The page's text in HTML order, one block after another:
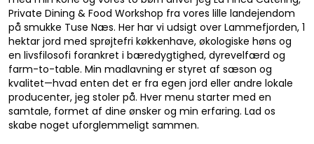
Private Dining & Food Workshop fra vores lille landejendom
på smukke Tuse Næs. Her har vi udsigt over Lammefjorden, 1
hektar jord med sprøjtefri køkkenhave, økologiske høns og
en livsfilosofi forankret i bæredygtighed, dyrevelfærd og
farm-to-table. Min madlavning er styret af sæson og
kvalitet—hvad enten det er fra egen jord eller andre lokale
producenter, jeg stoler på. Hver menu starter med en
samtale, formet af dine ønsker og min erfaring. Lad os
skabe noget uforglemmeligt sammen.